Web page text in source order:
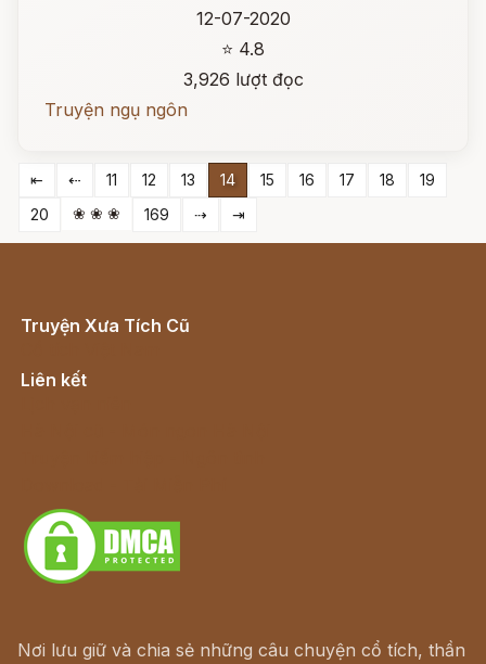
12-07-2020
⭐ 4.8
3,926 lượt đọc
Truyện ngụ ngôn
⇤ ⇠ 11 12 13 14 15 16 17 18
19
20
❀ ❀ ❀ 169 ⇢ ⇥
Truyện Xưa Tích Cũ
Liên kết
Nơi lưu giữ và chia sẻ những câu chuyện cổ tích, thần